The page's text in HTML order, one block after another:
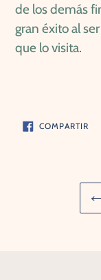
de los demás
gran éxito al
que lo visita.
COMPARTIR
EN